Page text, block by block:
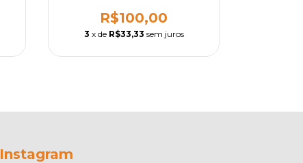
R$100,00
3 x de R$33,33 sem juros
Instagram